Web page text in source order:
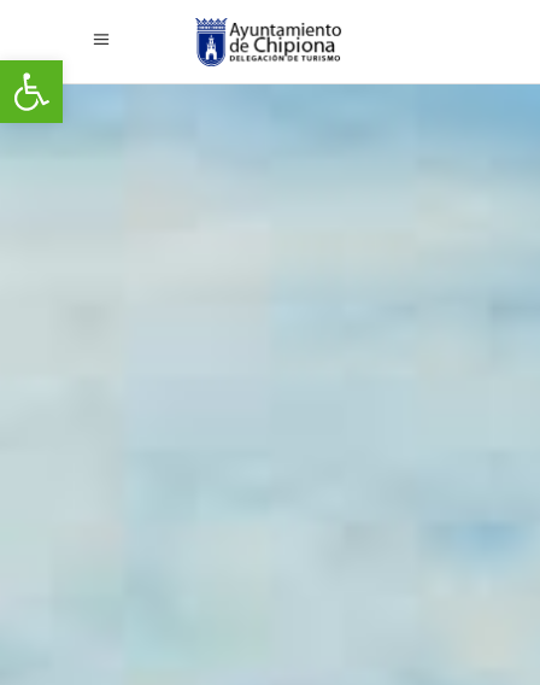
Abrir barra de herramientas